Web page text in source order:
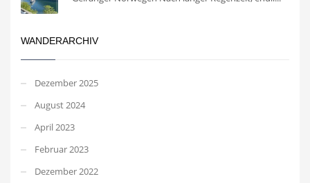
WANDERARCHIV
Dezember 2025
August 2024
April 2023
Februar 2023
Dezember 2022